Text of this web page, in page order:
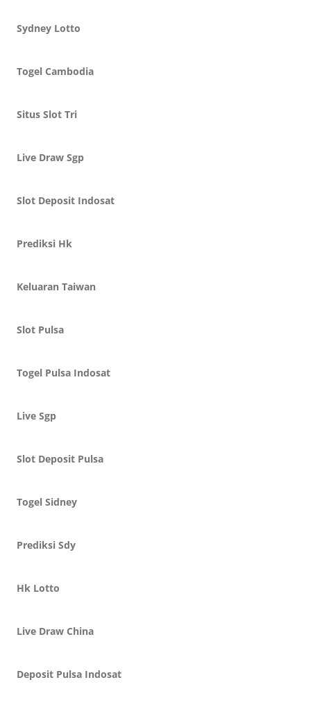
Sydney Lotto
Togel Cambodia
Situs Slot Tri
Live Draw Sgp
Slot Deposit Indosat
Prediksi Hk
Keluaran Taiwan
Slot Pulsa
Togel Pulsa Indosat
Live Sgp
Slot Deposit Pulsa
Togel Sidney
Prediksi Sdy
Hk Lotto
Live Draw China
Deposit Pulsa Indosat